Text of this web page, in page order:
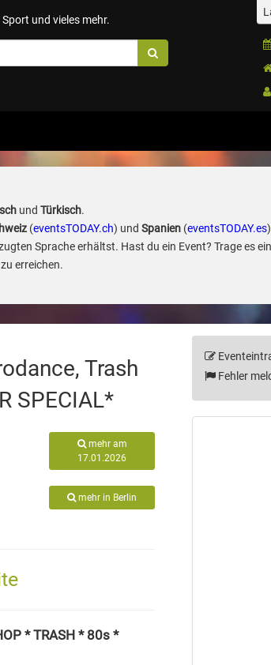
und vieles mehr.
und Türkisch.
(eventsTODAY.ch) und Spanien(eventsTODAY.es
Sprache erhältst. Hast du ein Event? Trage es
erreichen.
Trash
SPECIAL*
mehr am
17.01.2026
mehr in Berlin
* TRASH * 80s *
Fehler